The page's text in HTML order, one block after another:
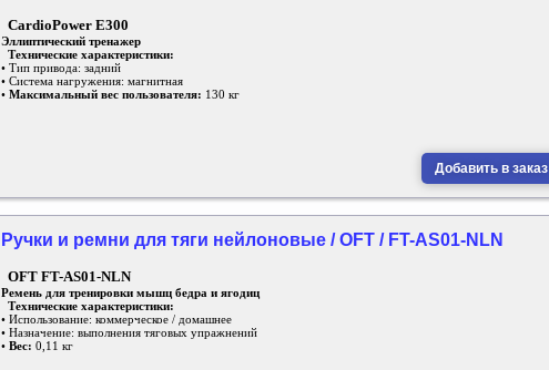
CardioPower E300
Эллиптический тренажер
Технические характеристики:
• Тип привода: задний
• Система нагружения: магнитная
• Максимальный вес пользователя: 130 кг
Добавить в заказ
Ручки и ремни для тяги нейлоновые / OFT / FT-AS01-NLN
OFT FT-AS01-NLN
Ремень для тренировки мышц бедра и ягодиц
Технические характеристики:
• Использование: коммерческое / домашнее
• Назначение: выполнения тяговых упражнений
• Вес: 0,11 кг